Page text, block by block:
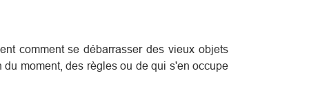
comment se débarrasser des vieux objets
moment, des règles ou de qui s'en occupe